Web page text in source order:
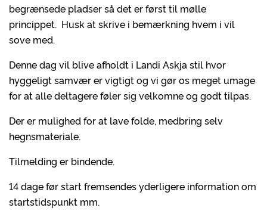
begrænsede pladser så det er først til mølle
princippet. Husk at skrive i bemærkning hvem i vil
sove med.
Denne dag vil blive afholdt i Landi Askja stil hvor
hyggeligt samvær er vigtigt og vi gør os meget umage
for at alle deltagere føler sig velkomne og godt tilpas.
Der er mulighed for at lave folde, medbring selv
hegnsmateriale.
Tilmelding er bindende.
14 dage før start fremsendes yderligere information om
startstidspunkt mm.